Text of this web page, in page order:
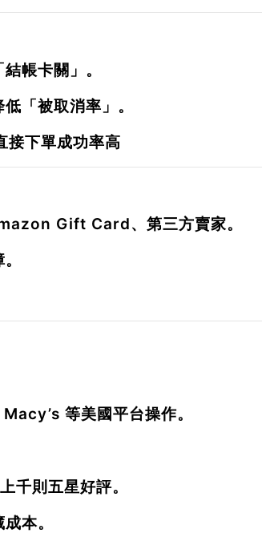
帳卡關」。
「被取消率」。
下單成功率高
Gift Card、第三方賣家。
等美國平台操作。
上千則五星好評。
本。